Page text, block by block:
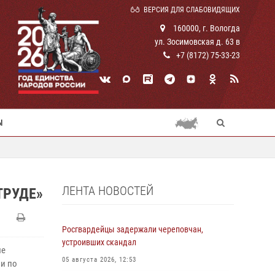
ВЕРСИЯ ДЛЯ СЛАБОВИДЯЩИХ
160000, г. Вологда
ул. Зосимовская д. 63 в
+7 (8172) 75-33-23
по
ЛЕНТА НОВОСТЕЙ
Росгвардейцы задержали череповчан,
устроивших скандал
05 августа 2026, 12:53